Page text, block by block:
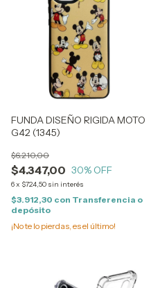
FUNDA DISEÑO RIGIDA MOTO
G42 (1345)
$4.347,00
$6.210,00
30% OFF
6x $724,50 sin interés
$3.912,30 con Transferencia o
depósito
¡No te lo pierdas, es el último!